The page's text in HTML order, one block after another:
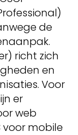
de
richt zich
en
Voor
er
web
voor mobile